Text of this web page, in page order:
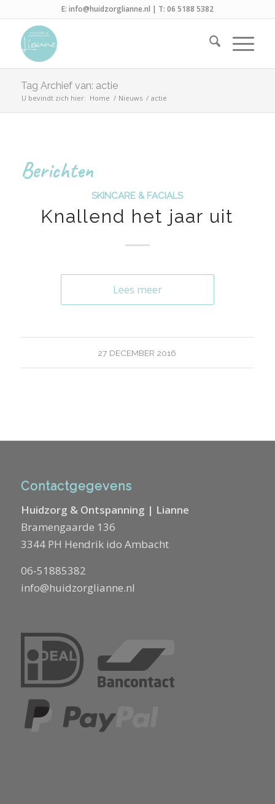
E: info@huidzorglianne.nl | T: 06 5188 5382
Tag Archief van: actie
U bevindt zich hier: Home / Nieuws / actie
Berichten
SKINCARE & FACIALS
Knallend het jaar uit
Lees meer
27 DECEMBER 2016
Contactgegevens
Huidzorg & Ontspanning | Lianne
Bramengaarde 136
3344 PH Hendrik ido Ambacht
06-51885382
info@huidzorglianne.nl